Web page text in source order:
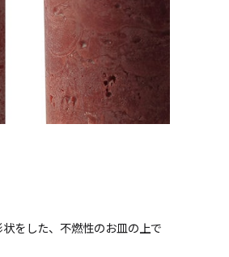
・日常
をした、不燃性のお皿の上で